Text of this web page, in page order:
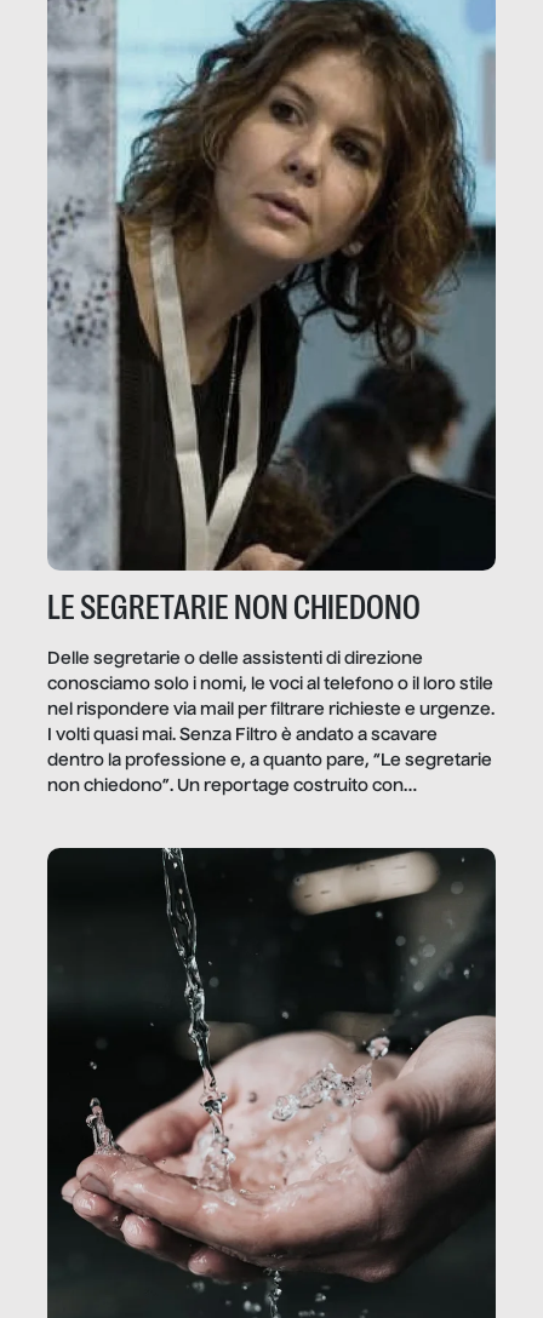
LE SEGRETARIE NON CHIEDONO
Delle segretarie o delle assistenti di direzione
conosciamo solo i nomi, le voci al telefono o il loro stile
nel rispondere via mail per filtrare richieste e urgenze.
I volti quasi mai. Senza Filtro è andato a scavare
dentro la professione e, a quanto pare, “Le segretarie
non chiedono”. Un reportage costruito con